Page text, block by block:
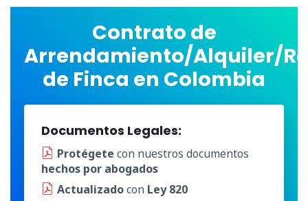
Contrato de
Arrendamiento/Alquiler/
de Finca en Colombia
Documentos Legales:
Protégete con nuestros documentos
hechos por abogados
Actualizadocon Ley 820